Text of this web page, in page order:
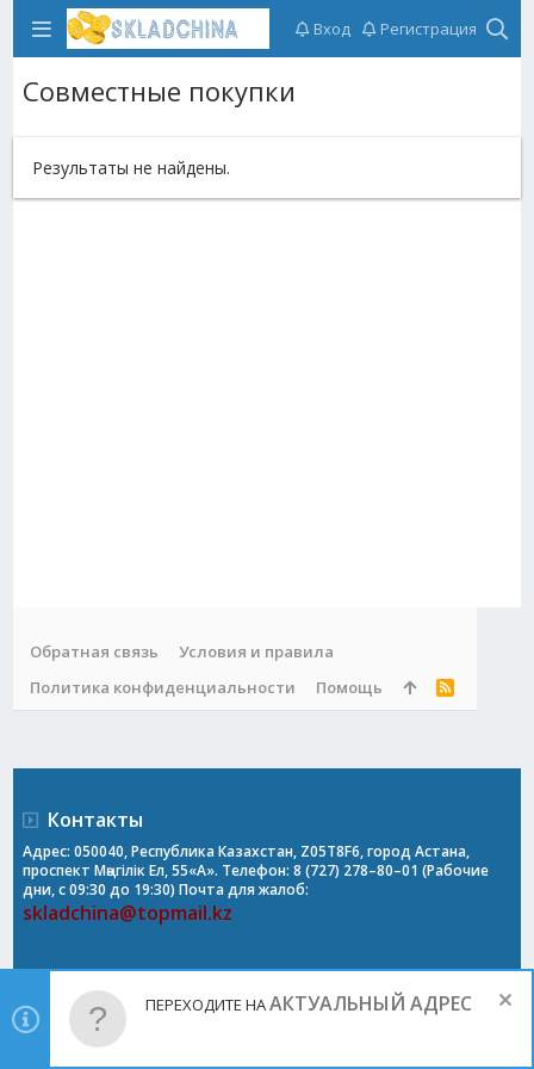
Вход Регистрация
Совместные покупки
Результаты не найдены.
Обратная связь
Условия и правила
Политика конфиденциальности
Помощь
R
Контакты
Адрес: 050040, Республика Казахстан, Z05T8F6, город Астана,
проспект Мәңгілік Ел, 55«А». Телефон: 8 (727) 278–80–01 (Рабочие
дни, с 09:30 до 19:30) Почта для жалоб:
skladchina@topmail.kz
ПЕРЕХОДИТЕ НААКТУАЛЬНЫЙ АДРЕС